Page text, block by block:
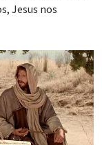
Jesus nos